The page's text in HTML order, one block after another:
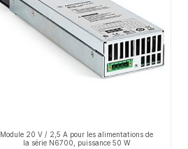
Module 20 V / 2,5 A pour les alimentations de
la série N6700, puissance 50 W